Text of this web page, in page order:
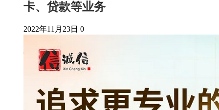
卡、贷款等业务
2022年11月23日 0